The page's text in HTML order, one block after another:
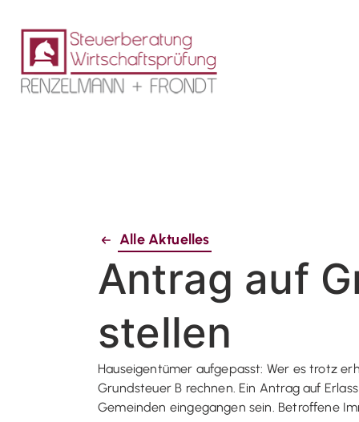
Alle Aktuelles
Antrag auf
stellen
Hauseigentümer aufgepasst: Wer es trotz
Grundsteuer B rechnen. Ein Antrag auf
Gemeinden eingegangen sein. Betroffene